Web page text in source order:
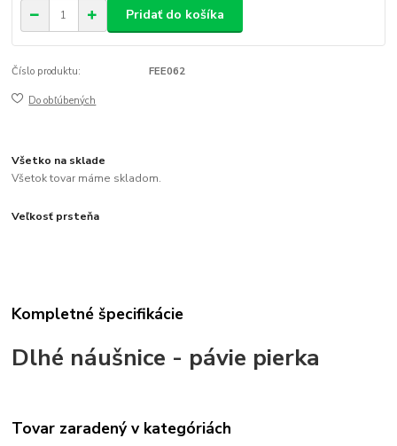
Pridať do košíka
Číslo produktu: FEE062
Do obľúbených
Všetko na sklade
Všetok tovar máme skladom.
Veľkosť prsteňa
Kompletné špecifikácie
Dlhé náušnice - pávie pierka
Tovar zaradený v kategóriách